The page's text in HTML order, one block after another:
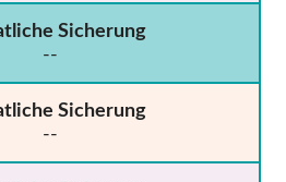
Sicherung
--
Sicherung
--